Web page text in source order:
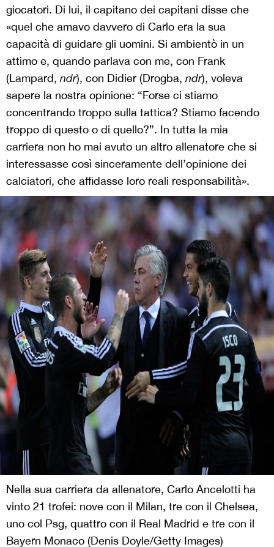
giocatori. Di lui, il capitano dei capitani disse che
«quel che amavo davvero di Carlo era la sua
capacità di guidare gli uomini. Si ambientò in un
attimo e, quando parlava con me, con Frank
(Lampard, ndr), con Didier (Drogba, ndr), voleva
sapere la nostra opinione: “Forse ci stiamo
concentrando troppo sulla tattica? Stiamo facendo
troppo di questo o di quello?”. In tutta la mia
carriera non ho mai avuto un altro allenatore che si
interessasse così sinceramente dell’opinione dei
calciatori, che affidasse loro reali responsabilità».
Nella sua carriera da allenatore, Carlo Ancelotti ha
vinto 21 trofei: nove con il Milan, tre con il Chelsea,
uno col Psg, quattro con il Real Madrid e tre con il
Bayern Monaco (Denis Doyle/Getty Images)